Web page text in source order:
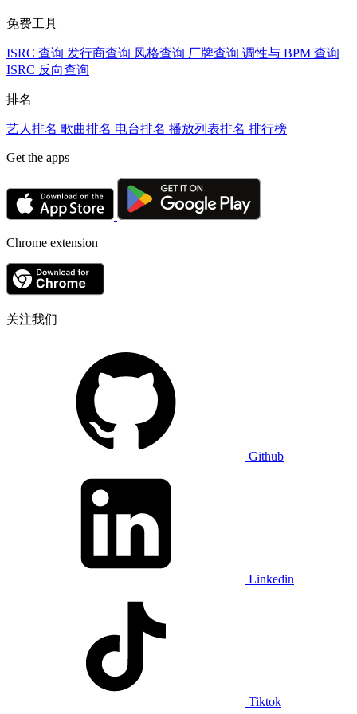
免费工具
ISRC 查询 发行商查询 风格查询 厂牌查询 调性与 BPM 查询
ISRC 反向查询
排名
艺人排名 歌曲排名 电台排名 播放列表排名 排行榜
Get the apps
Chrome extension
关注我们
Github
Linkedin
Tiktok